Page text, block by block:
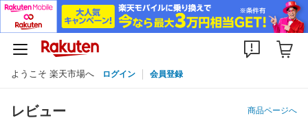
ようこそ 楽天市場へ ログイン 会員登録
レビュー 商品ページへ